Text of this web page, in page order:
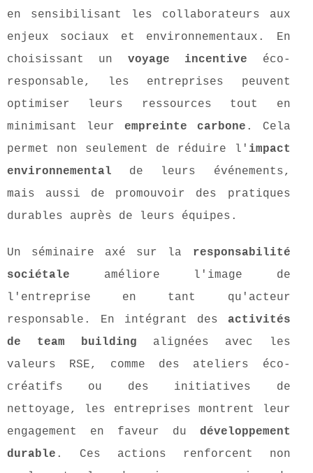
en sensibilisant les collaborateurs aux
enjeux sociaux et environnementaux. En
choisissant un voyage incentive éco-
responsable, les entreprises peuvent
optimiser leurs ressources tout en
minimisant leur empreinte carbone . Cela
permet non seulement de réduire l' impact
environnemental de leurs événements,
mais aussi de promouvoir des pratiques
durables auprès de leurs équipes.
Un séminaire axé sur la responsabilité
sociétale améliore l'image de
l'entreprise en tant qu'acteur
responsable. En intégrant des activités
de team building alignées avec les
valeurs RSE, comme des ateliers éco-
créatifs ou des initiatives de
nettoyage, les entreprises montrent leur
engagement en faveur du développement
durable . Ces actions renforcent non